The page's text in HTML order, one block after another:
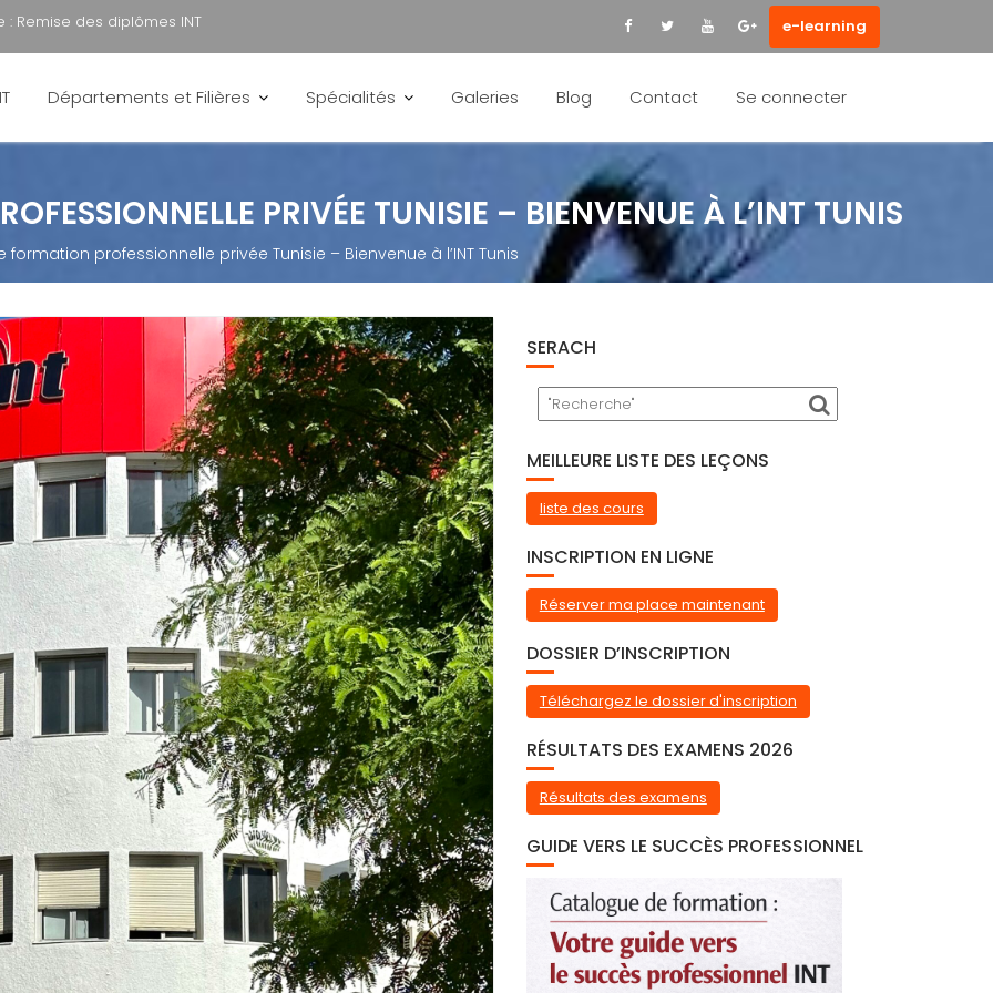
: Visite éducative e-learning
Départements et Filières Spécialités Galeries Blog Contact Se connecter
PRIVÉE TUNISIE – BIENVENUE À L’INT TUNIS
formation professionnelle privée Tunisie – Bienvenue à l’INT Tunis
SERACH
MEILLEURE LISTE DES LEÇONS
liste des cours
INSCRIPTION EN LIGNE
Réserver ma place maintenant
DOSSIER D’INSCRIPTION
Téléchargez le dossier d'inscription
RÉSULTATS DES EXAMENS 2026
Résultats des examens
GUIDE VERS LE SUCCÈS PROFESSIONNEL